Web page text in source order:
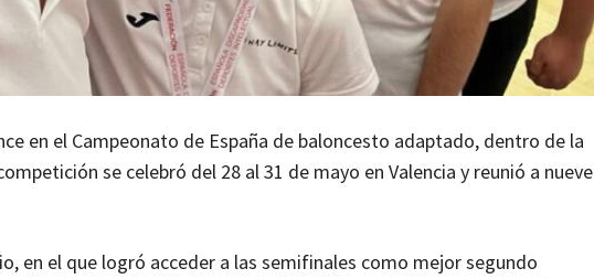
en el Campeonato de España de baloncesto adaptado, dentro de la
se celebró del 28 al 31 de mayo en Valencia y reunió a nueve
en el que logró acceder a las semifinales como mejor segundo